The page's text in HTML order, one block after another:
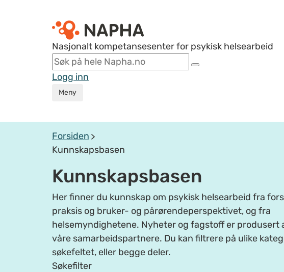
Nasjonalt kompetansesenter for psykisk helsearbeid
Logg inn
Meny
Forsiden
Kunnskapsbasen
Kunnskapsbasen
Her finner du kunnskap om psykisk helsearbeid fra
praksis og bruker- og pårørendeperspektivet, og fra
helsemyndighetene. Nyheter og fagstoff er produsert
våre samarbeidspartnere. Du kan filtrere på ulike
søkefeltet, eller begge deler.
Søkefilter